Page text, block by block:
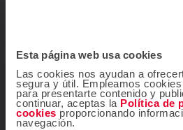
Esta página web usa cookies
Las cookies nos ayudan a
segura y útil. Empleamos
para presentarte contenido y
continuar, aceptas la Política de
cookies proporcionando
navegación.
Contacta con